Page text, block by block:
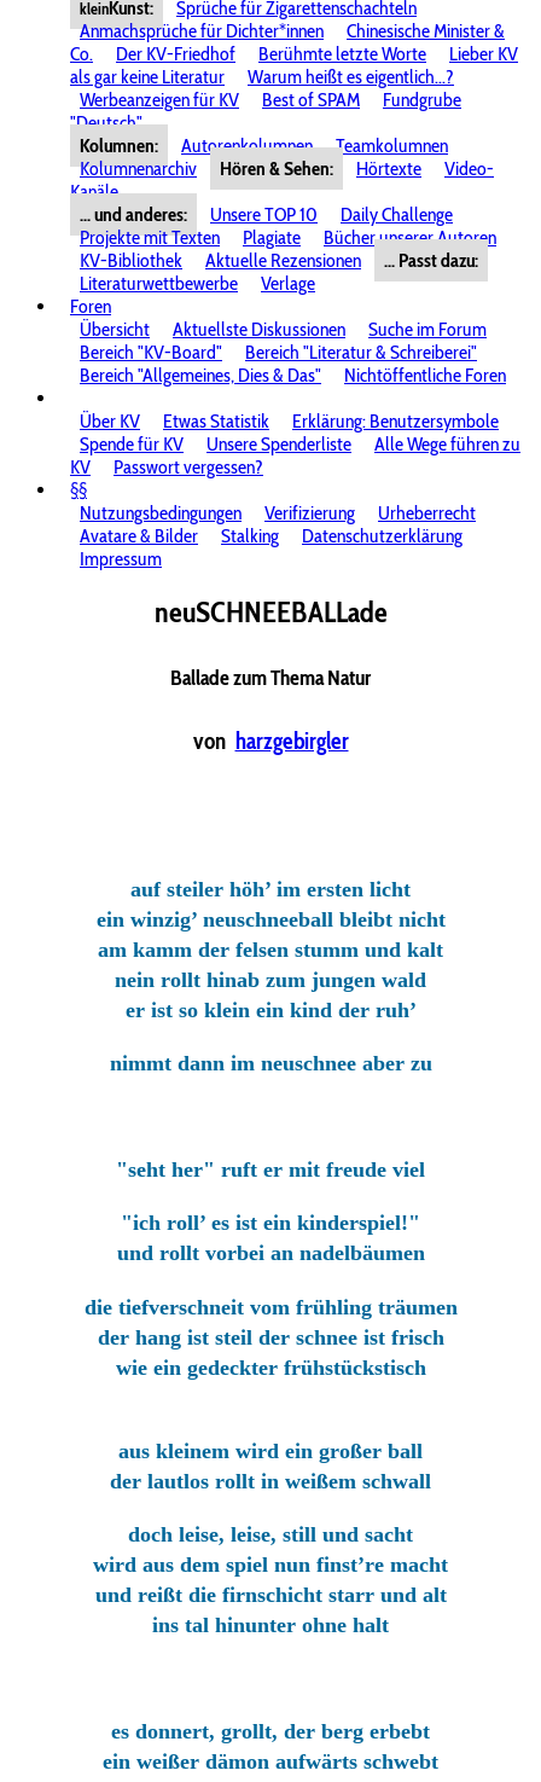
kleinKunst:
Sprüche für Zigarettenschachteln
Anmachsprüche für Dichter*innen
Chinesische Minister &
Co.
Der KV-Friedhof Berühmte letzte Worte
Lieber KV
als gar keine Literatur
Warum heißt es eigentlich...?
Werbeanzeigen für KV
Best of SPAM
Fundgrube
"Deutsch"
Kolumnen:
Autorenkolumnen
Teamkolumnen
Kolumnenarchiv
Hören & Sehen: Hörtexte
Video-
Kanäle
... und anderes:
Unsere TOP 10
Daily Challenge
Projekte mit Texten
Plagiate
Bücher unserer Autoren
KV-Bibliothek
Aktuelle Rezensionen
... Passt dazu:
Literaturwettbewerbe
Verlage
Foren
Übersicht
Aktuellste Diskussionen
Suche im Forum
Bereich "KV-Board"
Bereich "Literatur & Schreiberei"
Bereich "Allgemeines, Dies & Das"
Nichtöffentliche Foren
Über KV
Etwas Statistik
Erklärung: Benutzersymbole
Spende für KV
Unsere Spenderliste
Alle Wege führen zu
KV
Passwort vergessen?
§§
Nutzungsbedingungen
Verifizierung
Urheberrecht
Avatare & Bilder
Stalking
Datenschutzerklärung
Impressum
neuSCHNEEBALLade
Ballade zum Thema Natur
von harzgebirgler
auf steiler höh’ im ersten licht
ein winzig’ neuschneeball bleibt nicht
am kamm der felsen stumm und kalt
nein rollt hinab zum jungen wald
er ist so klein ein kind der ruh’
nimmt dann im neuschnee aber zu
"seht her" ruft er mit freude viel
"ich roll’ es ist ein kinderspiel!"
und rollt vorbei an nadelbäumen
die tiefverschneit vom frühling träumen
der hang ist steil der schnee ist frisch
wie ein gedeckter frühstückstisch
aus kleinem wird ein großer ball
der lautlos rollt in weißem schwall
doch leise, leise, still und sacht
wird aus dem spiel nun finst’re macht
und reißt die firnschicht starr und alt
ins tal hinunter ohne halt
es donnert, grollt, der berg erbebt
ein weißer dämon aufwärts schwebt